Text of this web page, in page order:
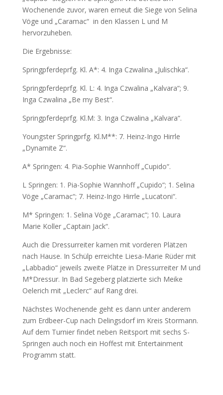
Wochenende zuvor, waren erneut die Siege von Selina
Vöge und „Caramac“ in den Klassen L und M
hervorzuheben.
Die Ergebnisse:
Springpferdeprfg. Kl. A*: 4. Inga Czwalina „Julischka“.
Springpferdeprfg. Kl. L: 4. Inga Czwalina „Kalvara“; 9.
Inga Czwalina „Be my Best“.
Springpferdeprfg. Kl.M: 3. Inga Czwalina „Kalvara“.
Youngster Springprfg. Kl.M**: 7. Heinz-Ingo Hirrle
„Dynamite Z“.
A* Springen: 4. Pia-Sophie Wannhoff „Cupido“.
L Springen: 1. Pia-Sophie Wannhoff „Cupido“; 1. Selina
Vöge „Caramac“; 7. Heinz-Ingo Hirrle „Lucatoni“.
M* Springen: 1. Selina Vöge „Caramac“; 10. Laura
Marie Koller „Captain Jack“.
Auch die Dressurreiter kamen mit vorderen Plätzen
nach Hause. In Schülp erreichte Liesa-Marie Rüder mit
„Labbadio“ jeweils zweite Plätze in Dressurreiter M und
M*Dressur. In Bad Segeberg platzierte sich Meike
Oelerich mit „Leclerc“ auf Rang drei.
Nächstes Wochenende geht es dann unter anderem
zum Erdbeer-Cup nach Delingsdorf im Kreis Stormann.
Auf dem Turnier findet neben Reitsport mit sechs S-
Springen auch noch ein Hoffest mit Entertainment
Programm statt.